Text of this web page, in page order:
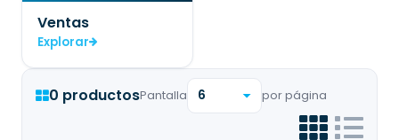
Ventas
Explorar
0 productosPantalla por página